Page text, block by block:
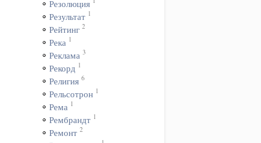
Резолюция
Результат 1
Рейтинг 2
Река 1
Реклама 3
Рекорд 1
Религия 6
Рельсотрон 1
Рема 1
Рембрандт 1
Ремонт 2